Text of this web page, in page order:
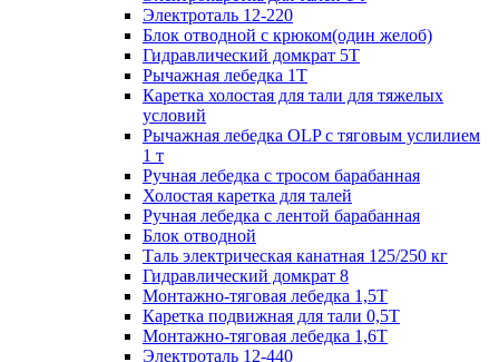
Электроталь 12-220
Блок отводной с крюком(один желоб)
Гидравлический домкрат 5T
Рычажная лебедка 1Т
Каретка холостая для тали для тяжелых
условий
Рычажная лебедка OLP с тяговым услилием
1 т
Ручная лебедка с тросом барабанная
Холостая каретка для талей
Ручная лебедка с лентой барабанная
Блок отводной
Таль электрическая канатная 125/250 кг
Гидравлический домкрат 8
Монтажно-тяговая лебедка 1,5Т
Каретка подвижная для тали 0,5Т
Монтажно-тяговая лебедка 1,6Т
Электроталь 12-440